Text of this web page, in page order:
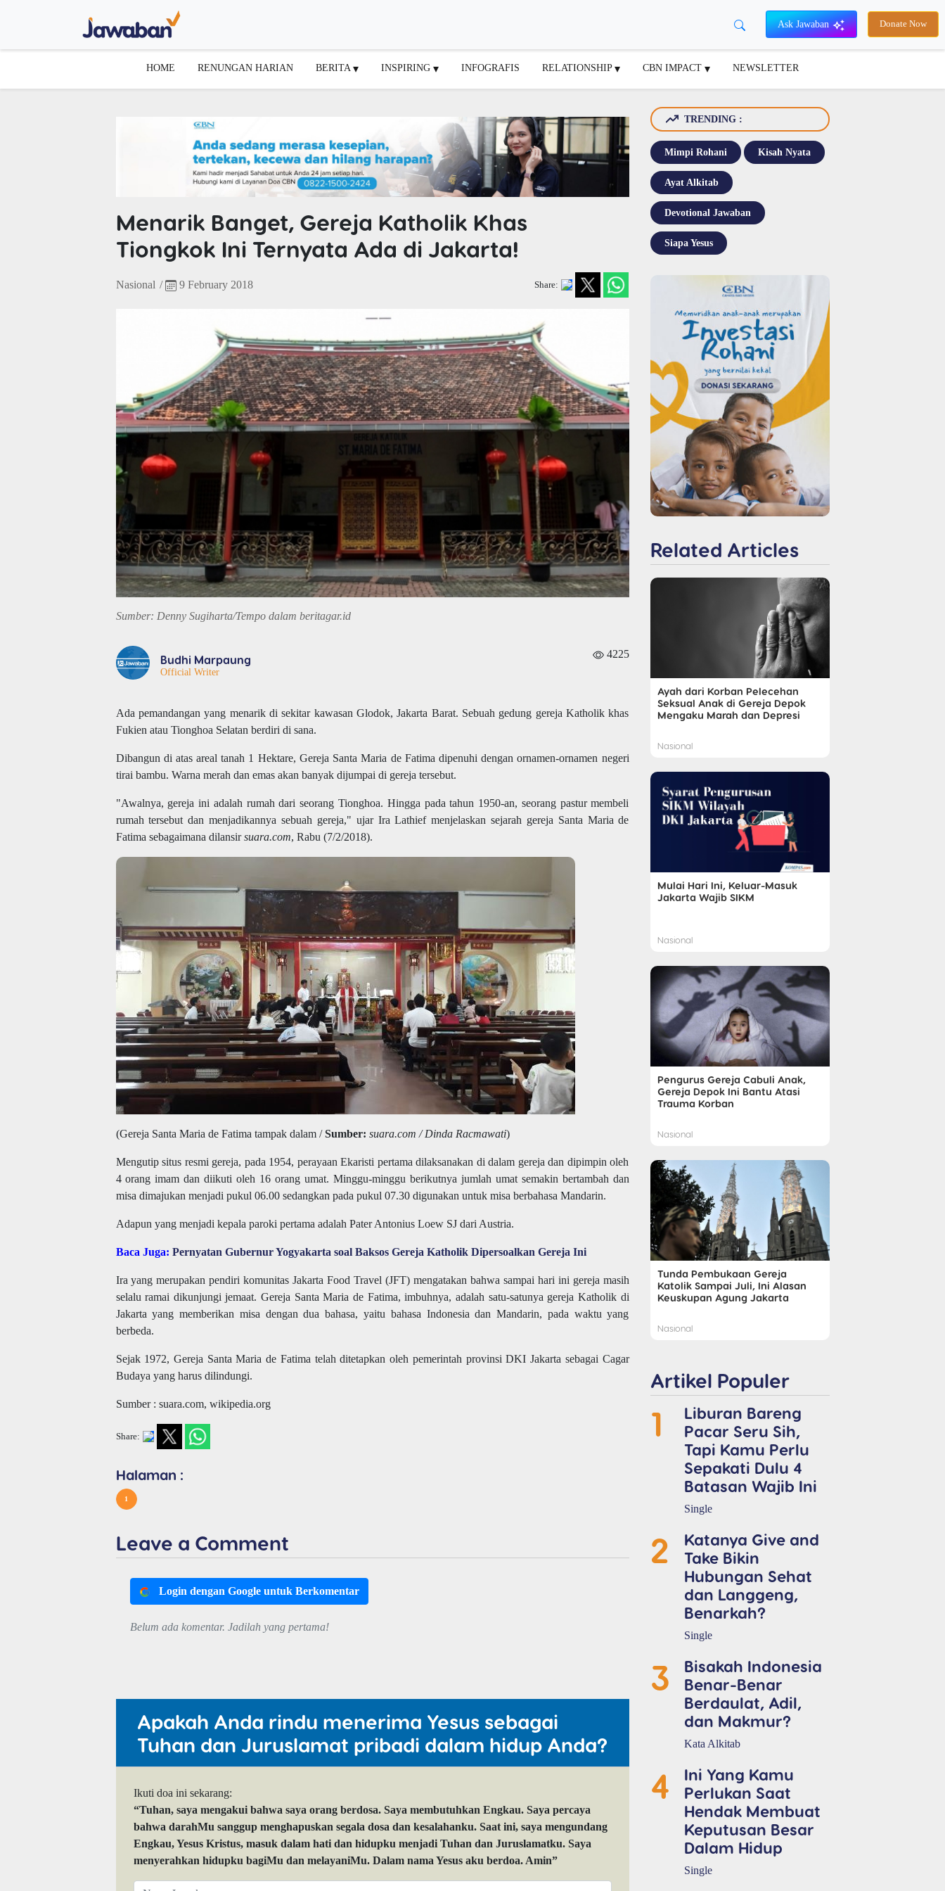
Ask Jawaban Donate Now
HOME RENUNGAN HARIAN BERITA INSPIRING INFOGRAFIS RELATIONSHIP CBN IMPACT NEWSLETTER
Menarik Banget, Gereja Katholik Khas
Tiongkok Ini Ternyata Ada di Jakarta!
Nasional / 9 February 2018 Share:
Sumber: Denny Sugiharta/Tempo dalam beritagar.id
Budhi Marpaung
Official Writer
4225
Ada pemandangan yang menarik di sekitar kawasan Glodok, Jakarta Barat. Sebuah gedung gereja Katholik khas
Fukien atau Tionghoa Selatan berdiri di sana.
Dibangun di atas areal tanah 1 Hektare, Gereja Santa Maria de Fatima dipenuhi dengan ornamen-ornamen negeri
tirai bambu. Warna merah dan emas akan banyak dijumpai di gereja tersebut.
"Awalnya, gereja ini adalah rumah dari seorang Tionghoa. Hingga pada tahun 1950-an, seorang pastur membeli
rumah tersebut dan menjadikannya sebuah gereja," ujar Ira Lathief menjelaskan sejarah gereja Santa Maria de
Fatima sebagaimana dilansirsuara.com, Rabu (7/2/2018).
(Gereja Santa Maria de Fatima tampak dalam /Sumber: suara.com / Dinda Racmawati)
Mengutip situs resmi gereja, pada 1954, perayaan Ekaristi pertama dilaksanakan di dalam gereja dan dipimpin oleh
4 orang imam dan diikuti oleh 16 orang umat. Minggu-minggu berikutnya jumlah umat semakin bertambah dan
misa dimajukan menjadi pukul 06.00 sedangkan pada pukul 07.30 digunakan untuk misa berbahasa Mandarin.
Adapun yang menjadi kepala paroki pertama adalah Pater Antonius Loew SJ dari Austria.
Baca Juga: Pernyatan Gubernur Yogyakarta soal Baksos Gereja Katholik Dipersoalkan Gereja Ini
Ira yang merupakan pendiri komunitas Jakarta Food Travel (JFT) mengatakan bahwa sampai hari ini gereja masih
selalu ramai dikunjungi jemaat. Gereja Santa Maria de Fatima, imbuhnya, adalah satu-satunya gereja Katholik di
Jakarta yang memberikan misa dengan dua bahasa, yaitu bahasa Indonesia dan Mandarin, pada waktu yang
berbeda.
Sejak 1972, Gereja Santa Maria de Fatima telah ditetapkan oleh pemerintah provinsi DKI Jakarta sebagai Cagar
Budaya yang harus dilindungi.
Sumber : suara.com, wikipedia.org
Share:
Halaman :
1
Leave a Comment
Login dengan Google untuk Berkomentar
Belum ada komentar. Jadilah yang pertama!
Apakah Anda rindu menerima Yesus sebagai
Tuhan dan Juruslamat pribadi dalam hidup Anda?
Ikuti doa ini sekarang:
“Tuhan, saya mengakui bahwa saya orang berdosa. Saya membutuhkan Engkau. Saya percaya
bahwa darahMu sanggup menghapuskan segala dosa dan kesalahanku. Saat ini, saya mengundang
Engkau, Yesus Kristus, masuk dalam hati dan hidupku menjadi Tuhan dan Juruslamatku. Saya
menyerahkan hidupku bagiMu dan melayaniMu. Dalam nama Yesus aku berdoa. Amin”
TRENDING :
Mimpi Rohani Kisah Nyata
Ayat Alkitab
Devotional Jawaban
Siapa Yesus
Related Articles
Ayah dari Korban Pelecehan
Seksual Anak di Gereja Depok
Mengaku Marah dan Depresi
Nasional
Mulai Hari Ini, Keluar-Masuk
Jakarta Wajib SIKM
Nasional
Pengurus Gereja Cabuli Anak,
Gereja Depok Ini Bantu Atasi
Trauma Korban
Nasional
Tunda Pembukaan Gereja
Katolik Sampai Juli, Ini Alasan
Keuskupan Agung Jakarta
Nasional
Artikel Populer
1
Liburan Bareng
Pacar Seru Sih,
Tapi Kamu Perlu
Sepakati Dulu 4
Batasan Wajib Ini
Single
2
Katanya Give and
Take Bikin
Hubungan Sehat
dan Langgeng,
Benarkah?
Single
3
Bisakah Indonesia
Benar-Benar
Berdaulat, Adil,
dan Makmur?
Kata Alkitab
4
Ini Yang Kamu
Perlukan Saat
Hendak Membuat
Keputusan Besar
Dalam Hidup
Single